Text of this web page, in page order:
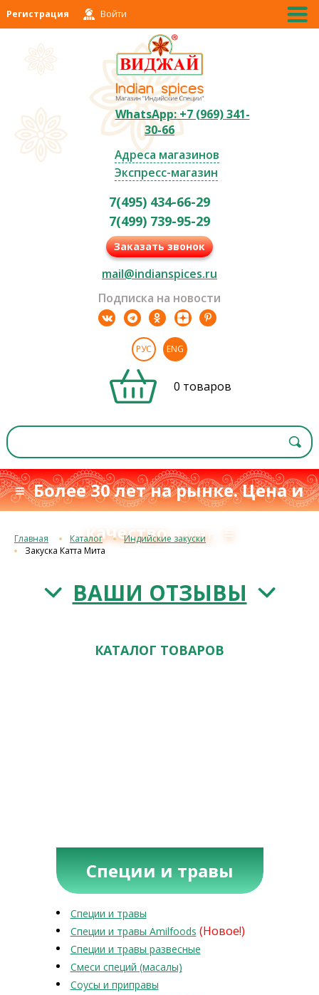
Регистрация Войти
WhatsApp: +7 (969) 341-
30-66
Адреса магазинов
Экспресс-магазин
7(495) 434-66-29
7(499) 739-95-29
Заказать звонок
mail@indianspices.ru
Подписка на новости
РУС ENG
0 товаров
≡ Более 30 лет на рынке. Цена и
качествос 1993 г. ≡
Главная Каталог
Индийские закуски
Закуска Катта Мита
ВАШИ ОТЗЫВЫ
КАТАЛОГ ТОВАРОВ
Специи и травы
Специи и травы
Специи и травы Amilfoods (Новое!)
Специи и травы развесные
Смеси специй (масалы)
Соусы и приправы